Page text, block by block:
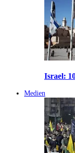
Israel:
Medien